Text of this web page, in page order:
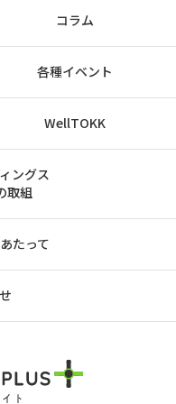
コラム
各種イベント
WellTOKK
ングス
取組
たって